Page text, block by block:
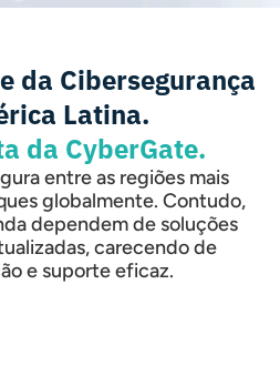
da Cibersegurança
Latina.
da CyberGate.
entre as regiões mais
globalmente. Contudo,
dependem de soluções
carecendo de
e suporte eficaz.